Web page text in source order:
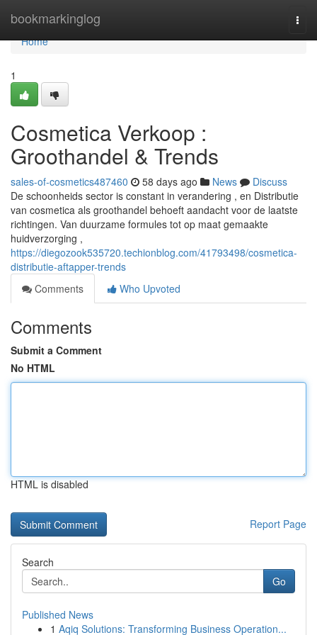
bookmarkinglog
Home
Home
1
Cosmetica Verkoop :
Groothandel & Trends
sales-of-cosmetics487460 58 days ago News
Discuss
De schoonheids sector is constant in verandering , en Distributie
van cosmetica als groothandel behoeft aandacht voor de laatste
richtingen. Van duurzame formules tot op maat gemaakte
huidverzorging ,
https://diegozook535720.techionblog.com/41793498/cosmetica-
distributie-aftapper-trends
Comments
Who Upvoted
Comments
Submit a Comment
No HTML
HTML is disabled
Report Page
Search
Go
Published News
1 Aqiq Solutions: Transforming Business Operation...